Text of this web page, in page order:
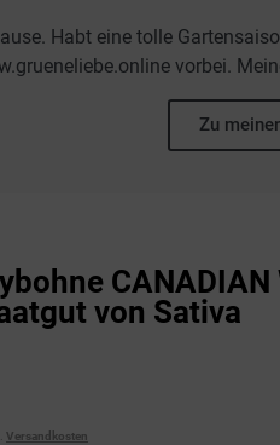
Habt eine tolle
vorbei.
Zu
CANADIAN
von Sativa
Versandkosten